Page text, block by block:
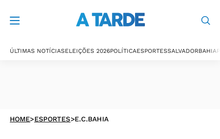
ÚLTIMAS NOTÍCIASELEIÇÕES 2026POLÍTICAESPORTESSALVADORBAHIA
HOME>ESPORTES>E.C.BAHIA